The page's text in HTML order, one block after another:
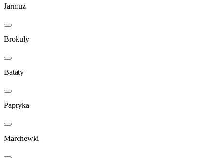
Jarmuż
Brokuły
Bataty
Papryka
Marchewki